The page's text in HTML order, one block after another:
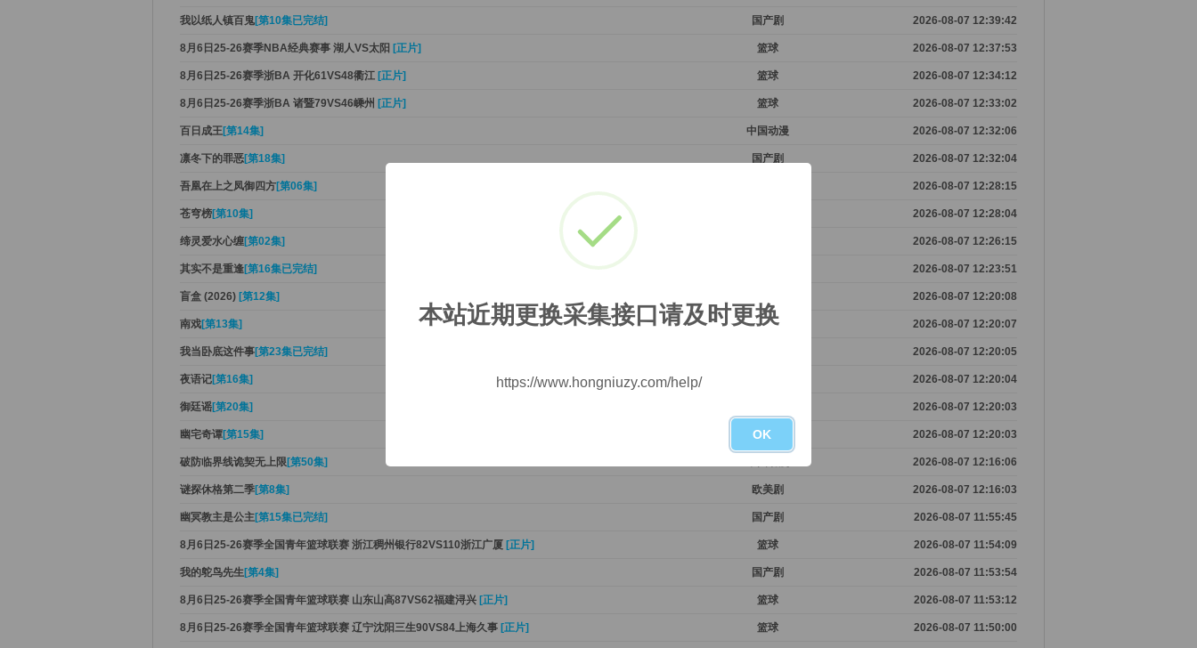
我以纸人镇百鬼[第10集已完结] 国产剧 2026-08-07 12:39:42
8月6日25-26赛季NBA经典赛事 湖人VS太阳 [正片] 篮球 2026-08-07 12:37:53
8月6日25-26赛季浙BA 开化61VS48衢江 [正片] 篮球 2026-08-07 12:34:12
8月6日25-26赛季浙BA 诸暨79VS46嵊州 [正片] 篮球 2026-08-07 12:33:02
百日成王[第14集] 中国动漫 2026-08-07 12:32:06
凛冬下的罪恶[第18集] 国产剧 2026-08-07 12:32:04
吾凰在上之凤御四方[第06集] 2026-08-07 12:28:15
苍穹榜[第10集] 2026-08-07 12:28:04
缔灵爱水心缠[第02集] 2026-08-07 12:26:15
其实不是重逢[第16集已完结] 2026-08-07 12:23:51
盲盒 (2026) [第12集] 2026-08-07 12:20:08
南戏[第13集] 国产剧 2026-08-07 12:20:07
我当卧底这件事[第23集已完结] 2026-08-07 12:20:05
夜语记[第16集] 2026-08-07 12:20:04
御廷谣[第20集] 2026-08-07 12:20:03
幽宅奇谭[第15集] 国产剧 2026-08-07 12:20:03
破防临界线诡契无上限[第50集] 2026-08-07 12:16:06
谜探休格第二季[第8集] 欧美剧 2026-08-07 12:16:03
幽冥教主是公主[第15集已完结] 国产剧 2026-08-07 11:55:45
8月6日25-26赛季全国青年篮球联赛 浙江稠州银行82VS110浙江广厦 [正片] 篮球 2026-08-07 11:54:09
我的鸵鸟先生[第4集] 国产剧 2026-08-07 11:53:54
8月6日25-26赛季全国青年篮球联赛 山东山高87VS62福建浔兴 [正片] 篮球 2026-08-07 11:53:12
8月6日25-26赛季全国青年篮球联赛 辽宁沈阳三生90VS84上海久事 [正片] 篮球 2026-08-07 11:50:00
本站近期更换采集接口请及时更换
https://www.hongniuzy.com/help/
OK